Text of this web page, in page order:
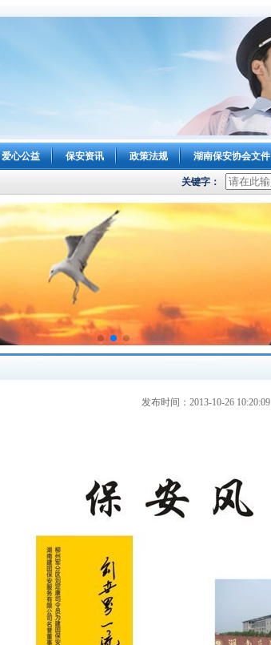
爱心公益 保安资讯 政策法规 湖南保安协会文件
关键字：
发布时间：2013-10-26 10:20:09